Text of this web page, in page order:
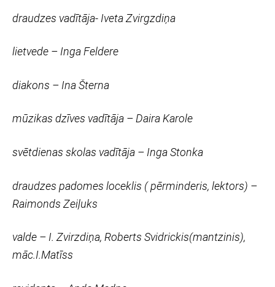
draudzes vadītāja- Iveta Zvirgzdiņa
lietvede – Inga Feldere
diakons – Ina Šterna
mūzikas dzīves vadītāja – Daira Karole
svētdienas skolas vadītāja – Inga Stonka
draudzes padomes loceklis ( pērminderis, lektors) –
Raimonds Zeiļuks
valde – I. Zvirzdiņa, Roberts Svidrickis(mantzinis),
māc.I.Matīss